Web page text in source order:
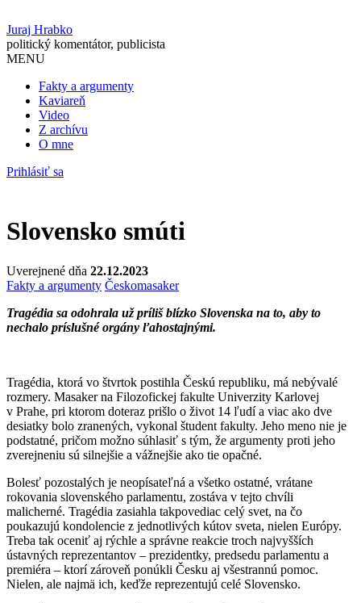
Juraj Hrabko
politický komentátor, publicista
MENU
Fakty a argumenty
Kaviareň
Video
Z archívu
O mne
Prihlásiť sa
Slovensko smúti
Uverejnené dňa 22.12.2023
Fakty a argumenty Českomasaker
Tragédia sa odohrala už príliš blízko Slovenska na to, aby to
nechalo príslušné orgány ľahostajnými.
Tragédia, ktorá vo štvrtok postihla Českú republiku, má nebývalé
rozmery. Masaker na Filozofickej fakulte Univerzity Karlovej
v Prahe, pri ktorom doteraz prišlo o život 14 ľudí a viac ako dve
desiatky bolo zranených, vykonal študent fakulty. Jeho meno nie je
podstatné, pričom možno súhlasiť s tým, že argumenty proti jeho
zverejneniu sú silnejšie a vážnejšie ako tie opačné.
Bolesť pozostalých je neopísateľná a všetko ostatné, vrátane
rokovania slovenského parlamentu, zostáva v tejto chvíli
malicherné. Tragédia zasiahla takpovediac celý svet, na čo
poukazujú kondolencie z jednotlivých kútov sveta, nielen Európy.
Treba tak oceniť aj rýchle a správne reakcie troch najvyšších
ústavných reprezentantov – prezidentky, predsedu parlamentu a
premiéra – ktorí zároveň ponúkli Česku aj všestrannú pomoc.
Nielen, ale najmä ich, keďže reprezentujú celé Slovensko.